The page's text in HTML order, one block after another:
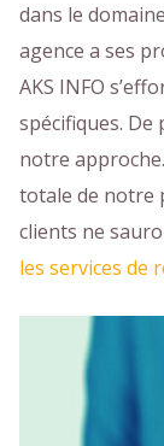
dans le
agence a ses
AKS INFO
spécifiques.
notre
totale de notre
clients ne
les services de